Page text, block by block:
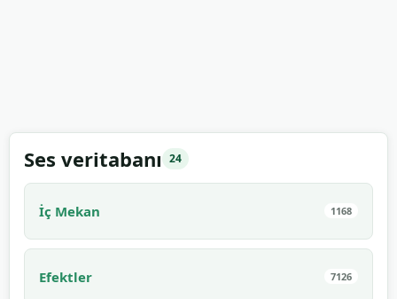
Ses veritabanı 24
İç Mekan 1168
Efektler 7126